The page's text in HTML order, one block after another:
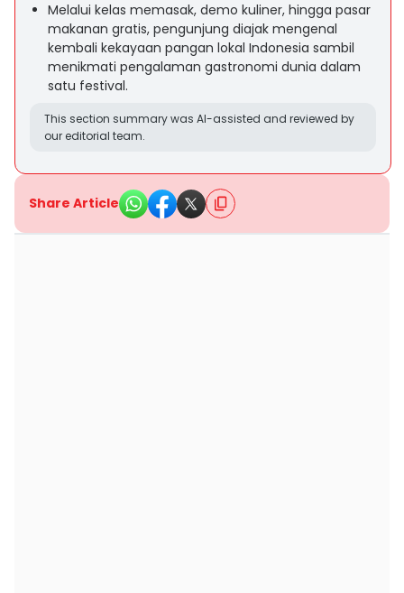
Melalui kelas memasak, demo kuliner, hingga pasar
makanan gratis, pengunjung diajak mengenal
kembali kekayaan pangan lokal Indonesia sambil
menikmati pengalaman gastronomi dunia dalam
satu festival.
This section summary was AI-assisted and reviewed by
our editorial team.
Share Article